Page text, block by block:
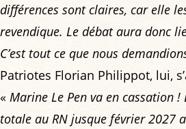
différences sont claires, car elle
revendique. Le débat aura donc
C’est tout ce que nous
Patriotes Florian Philippot, lui,
« Marine Le Pen va en cassation
totale au RN jusque février 2027